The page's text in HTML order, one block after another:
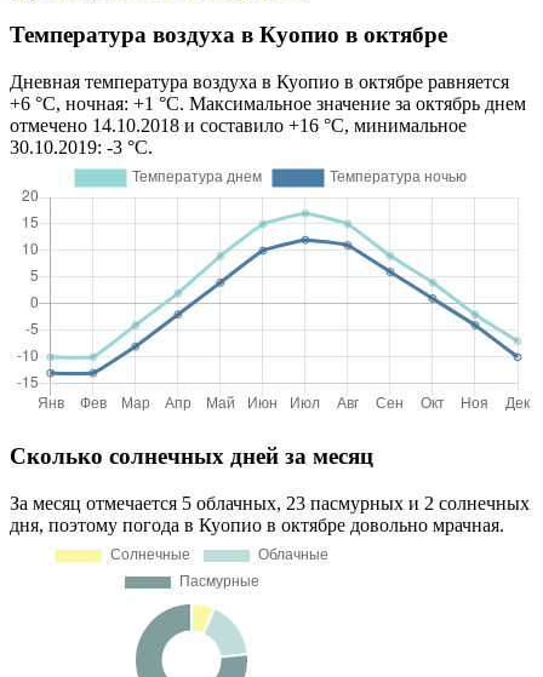
Температура воздуха в Куопио в октябре
Дневная температура воздуха в Куопио в октябре равняется
+6 °C, ночная: +1 °C. Максимальное значение за октябрь днем
отмечено 14.10.2018 и составило +16 °C, минимальное
30.10.2019: -3 °C.
Сколько солнечных дней за месяц
За месяц отмечается 5 облачных, 23 пасмурных и 2 солнечных
дня, поэтому погода в Куопио в октябре довольно мрачная.